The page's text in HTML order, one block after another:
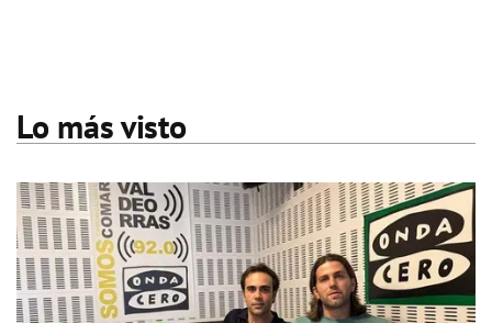
Lo más visto